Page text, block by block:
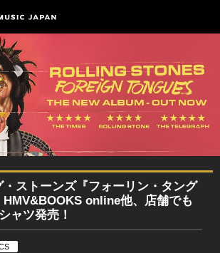
ストーンズ『フォーリン・タング
HMV&BOOKS online他、店舗でも
ャツ発売！